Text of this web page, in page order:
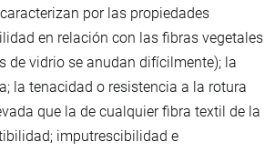
por las propiedades
en relación con las fibras vegetales
de vidrio se anudan difícilmente); la
la tenacidad o resistencia a la rotura
que la de cualquier fibra textil de la
imputrescibilidad e